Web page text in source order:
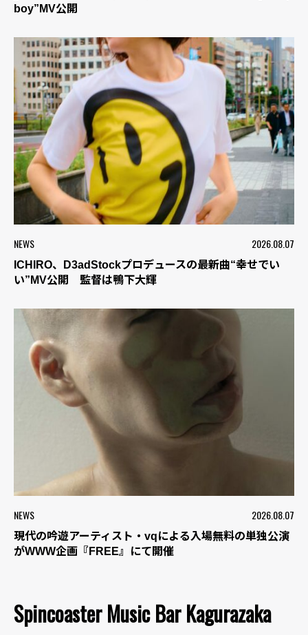
boy”MV公開
NEWS 2026.08.07
ICHIRO、D3adStockプロデュースの最新曲“幸せでい
い”MV公開 監督は鴨下大輝
NEWS 2026.08.07
現代の吟遊アーティスト・vqによる入場無料の単独公演
がWWW企画『FREE』にて開催
Spincoaster Music Bar Kagurazaka